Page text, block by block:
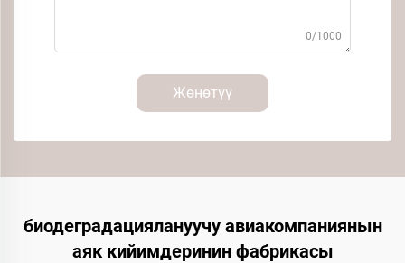
0/1000
Жөнөтүү
биодеградациялануучу авиакомпаниянын
аяк кийимдеринин фабрикасы